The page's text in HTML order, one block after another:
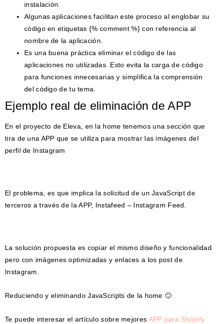
instalación.
Algunas aplicaciones facilitan este proceso al englobar su
código en etiquetas {% comment %} con referencia al
nombre de la aplicación.
Es una buena práctica eliminar el código de las
aplicaciones no utilizadas. Esto evita la carga de código
para funciones innecesarias y simplifica la comprensión
del código de tu tema.
Ejemplo real de eliminación de APP
En el proyecto de Eleva, en la home tenemos una sección que
tira de una APP que se utiliza para mostrar las imágenes del
perfil de Instagram
El problema, es que implica la solicitud de un JavaScript de
terceros a través de la APP, Instafeed – Instagram Feed.
La solución propuesta es copiar el mismo diseño y funcionalidad
pero con imágenes optimizadas y enlaces a los post de
Instagram.
Reduciendo y eliminando JavaScripts de la home 🙂
Te puede interesar el artículo sobre mejores APP para Shopify